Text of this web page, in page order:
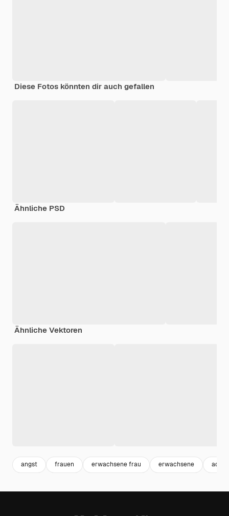
Diese Fotos könnten dir auch gefallen
Ähnliche PSD
Ähnliche Vektoren
angst frauen erwachsene frau erwachsene adult